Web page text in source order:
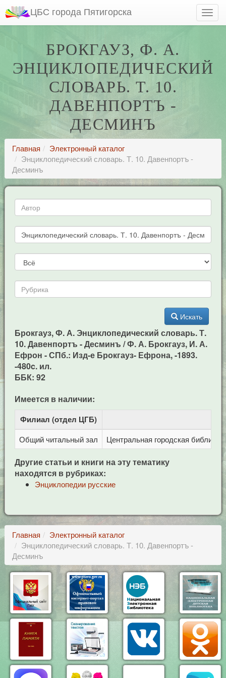
ЦБС города Пятигорска
БРОКГАУЗ, Ф. А.
ЭНЦИКЛОПЕДИЧЕСКИЙ
СЛОВАРЬ. Т. 10.
ДАВЕНПОРТЪ -
ДЕСМИНЪ
Главная
Электронный каталог
Энциклопедический словарь. Т. 10. Давенпортъ -
Десминъ
Искать
Брокгауз, Ф. А. Энциклопедический словарь. Т.
10. Давенпортъ - Десминъ / Ф. А. Брокгауз, И. А.
Ефрон - СПб.: Изд-е Брокгауз- Ефрона, -1893.
-480c. ил.
ББК: 92
Имеется в наличии:
Филиал (отдел ЦГБ)
Общий читальный зал Центральная городская
Другие статьи и книги на эту тематику
находятся в рубриках:
Энциклопедии русские
Главная
Электронный каталог
Энциклопедический словарь. Т. 10. Давенпортъ -
Десминъ